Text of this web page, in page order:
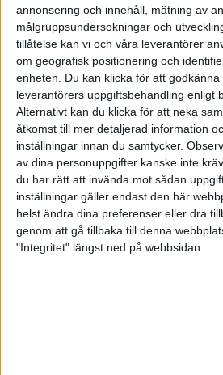
annonsering och innehåll, mätning av
målgruppsundersokningar och
tillåtelse kan vi och våra leverantörer
om geografisk positionering och
enheten. Du kan klicka för att
leverantörers uppgiftsbehandling enligt
Alternativt kan du klicka för att neka
åtkomst till mer detaljerad information
inställningar innan du samtycker.
av dina personuppgifter kanske inte
du har rätt att invända mot sådan
inställningar gäller endast den här
helst ändra dina preferenser eller dra
genom att gå tillbaka till denna
"Integritet" längst ned på webbsidan.
Med tiden 3.39.25 fullföljde Stig
maratonlopp.
- Kanske finns det möjlighet att hinna
Stig som gjorde sitt 40:e lopp för året i
Med 219 maratonlopp passerade han
svenska mesta-maraton-listan. Järlåker
sedan och överst toppar Hans Orsing
båda är snuddande nära 500 gränsen
Loppsamlarna brukar samla lopp på
under vinterhalvåret. Något som Stig
inte har ekonomi till.
- Har du tips på något arbete så hör av
växlat mellan att stämpla och gå på